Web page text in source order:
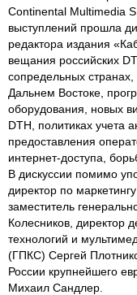
Continental Multimedia
выступлений прошла
редактора издания
вещания российских
сопредельных
Дальнем Востоке,
оборудования, новых
DTH, политиках учета
предоставления
интернет-доступа,
В дискуссии помимо
директор по
заместитель
Колесников, директор
технологий и
(ГПКС) Сергей
России крупнейшего
Михаил Сандлер.